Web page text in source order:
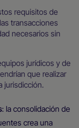
requisitos de
transacciones
necesarios sin
jurídicos y de
que realizar
jurisdicción.
: la consolidación de
crea una